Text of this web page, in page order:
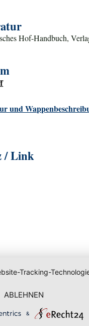
Hof-Handbuch,
und
/ Link
Tracking-
ABLEHNEN
&